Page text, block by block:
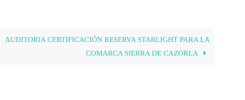
AUDITORIA CERTIFICACIÓN RESERVA STARLIGHT PARA LA
COMARCA SIERRA DE CAZORLA